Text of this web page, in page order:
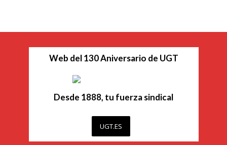
Web del 130 Aniversario de UGT
Desde 1888, tu fuerza sindical
UGT.ES